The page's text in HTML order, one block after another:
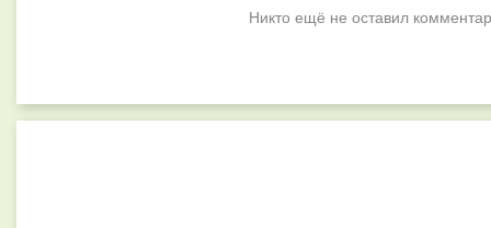
Никто ещё не оставил